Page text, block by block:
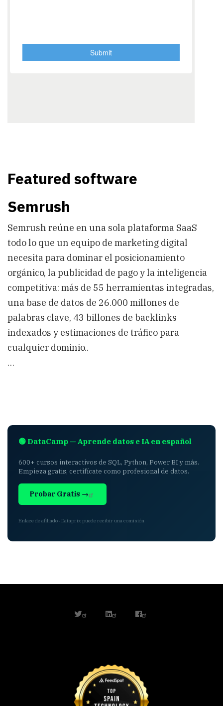
Featured software
Semrush
Semrush reúne en una sola plataforma SaaS
todo lo que un equipo de marketing digital
necesita para dominar el posicionamiento
orgánico, la publicidad de pago y la inteligencia
competitiva: más de 55 herramientas integradas,
una base de datos de 26.000 millones de
palabras clave, 43 billones de backlinks
indexados y estimaciones de tráfico para
cualquier dominio..
…
🟢 DataCamp — Aprende datos e IA en español
600+ cursos interactivos de SQL, Python, Power BI y más.
Empieza gratis, certifícate como profesional de datos.
Probar Gratis →
Enlace de afiliado · Dataprix puede recibir una comisión
twitterlinkedinfacebook